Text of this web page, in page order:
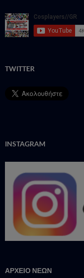
TWITTER
INSTAGRAM
ΑΡΧΕΙΟ ΝΕΩΝ